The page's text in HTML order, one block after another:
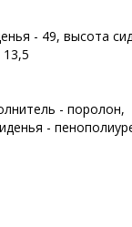
- 49, высота
- поролон,
-